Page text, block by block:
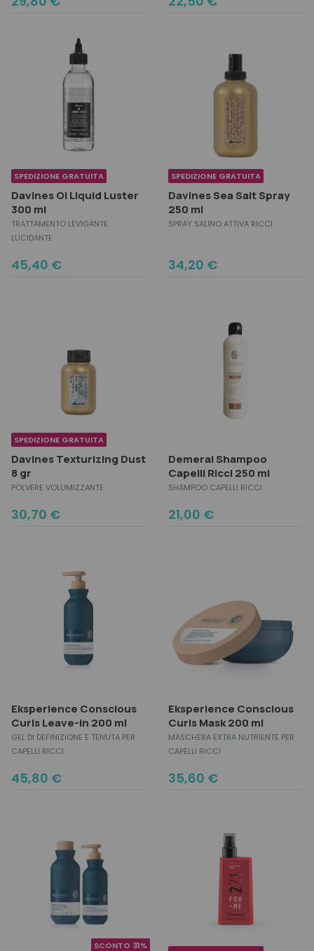
SPEDIZIONE GRATUITA
Davines Oi Liquid Luster
300 ml
TRATTAMENTO LEVIGANTE
LUCIDANTE
45,40 €
SPEDIZIONE GRATUITA
Davines Sea Salt Spray
250 ml
SPRAY SALINO ATTIVA RICCI
34,20 €
SPEDIZIONE GRATUITA
Davines Texturizing Dust
8 gr
POLVERE VOLUMIZZANTE
30,70 €
Demeral Shampoo
Capelli Ricci 250 ml
SHAMPOO CAPELLI RICCI
21,00 €
Eksperience Conscious
Curls Leave-in 200 ml
GEL DI DEFINIZIONE E TENUTA PER
CAPELLI RICCI
45,80 €
Eksperience Conscious
Curls Mask 200 ml
MASCHERA EXTRA NUTRIENTE PER
CAPELLI RICCI
35,60 €
SCONTO 31%